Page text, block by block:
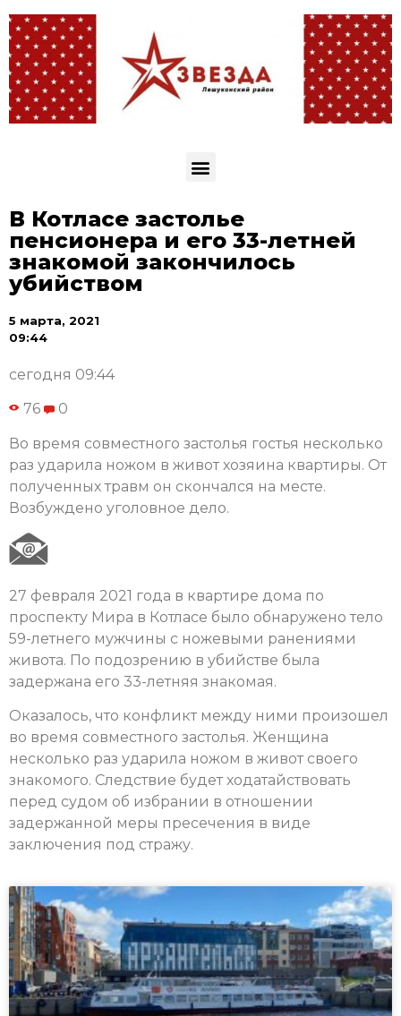
В Котласе застолье
пенсионера и его 33-летней
знакомой закончилось
убийством
5 марта, 2021
09:44
сегодня 09:44
76 0
Во время совместного застолья гостья несколько
раз ударила ножом в живот хозяина квартиры. От
полученных травм он скончался на месте.
Возбуждено уголовное дело.
27 февраля 2021 года в квартире дома по
проспекту Мира в Котласе было обнаружено тело
59-летнего мужчины с ножевыми ранениями
живота. По подозрению в убийстве была
задержана его 33-летняя знакомая.
Оказалось, что конфликт между ними произошел
во время совместного застолья. Женщина
несколько раз ударила ножом в живот своего
знакомого. Следствие будет ходатайствовать
перед судом об избрании в отношении
задержанной меры пресечения в виде
заключения под стражу.